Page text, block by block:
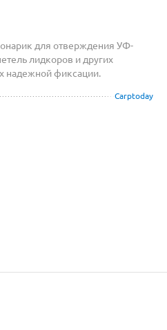
для отверждения УФ-
лидкоров и других
надежной фиксации.
Carptoday